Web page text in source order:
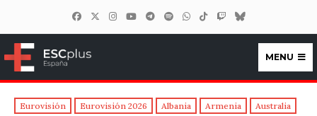
ESCplus España
MENU
Eurovisión Eurovisión 2026 Albania Armenia Australia